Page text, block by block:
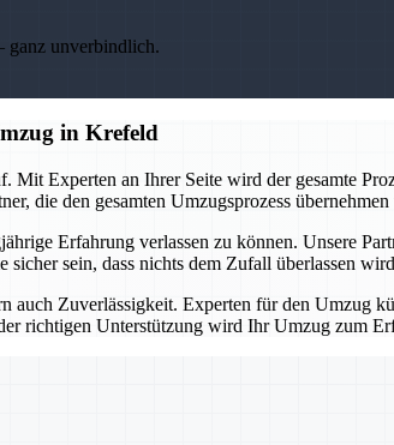
ganz unverbindlich.
in Krefeld
Experten an Ihrer Seite wird der gesamte
die den gesamten Umzugsprozess
Erfahrung verlassen zu können. Unsere
sein, dass nichts dem Zufall überlassen
Zuverlässigkeit. Experten für den Umzug
richtigen Unterstützung wird Ihr Umzug zum